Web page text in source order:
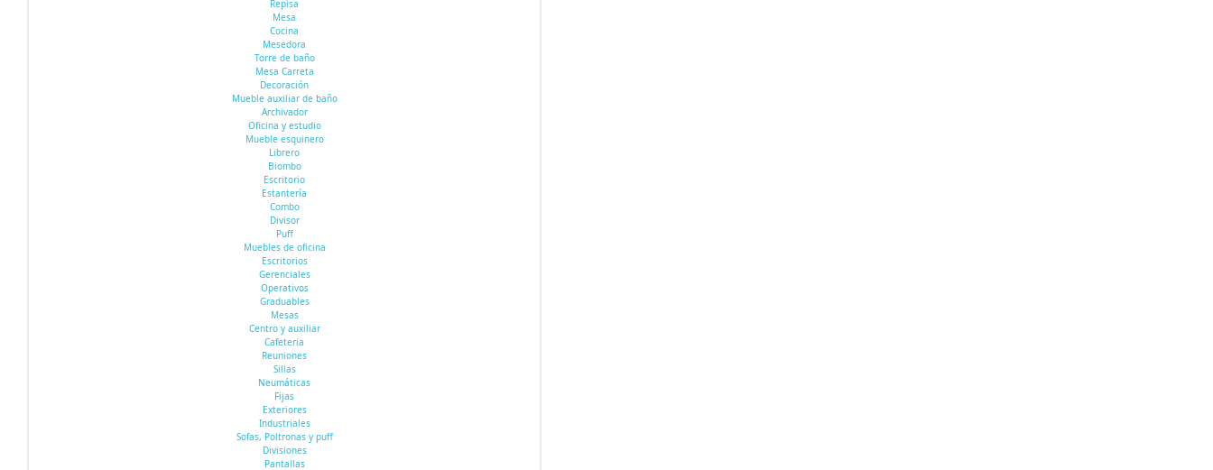
Repisa
Mesa
Cocina
Mesedora
Torre de baño
Mesa Carreta
Decoración
Mueble auxiliar de baño
Archivador
Oficina y estudio
Mueble esquinero
Librero
Biombo
Escritorio
Estantería
Combo
Divisor
Puff
Muebles de oficina
Escritorios
Gerenciales
Operativos
Graduables
Mesas
Centro y auxiliar
Cafeteria
Reuniones
Sillas
Neumáticas
Fijas
Exteriores
Industriales
Sofas, Poltronas y puff
Divisiones
Pantallas